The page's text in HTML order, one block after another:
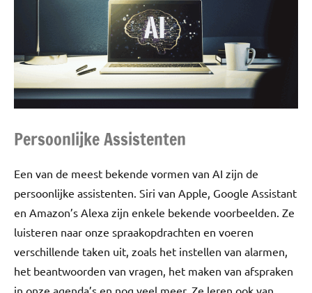
Persoonlijke Assistenten
Een van de meest bekende vormen van AI zijn de
persoonlijke assistenten. Siri van Apple, Google Assistant
en Amazon’s Alexa zijn enkele bekende voorbeelden. Ze
luisteren naar onze spraakopdrachten en voeren
verschillende taken uit, zoals het instellen van alarmen,
het beantwoorden van vragen, het maken van afspraken